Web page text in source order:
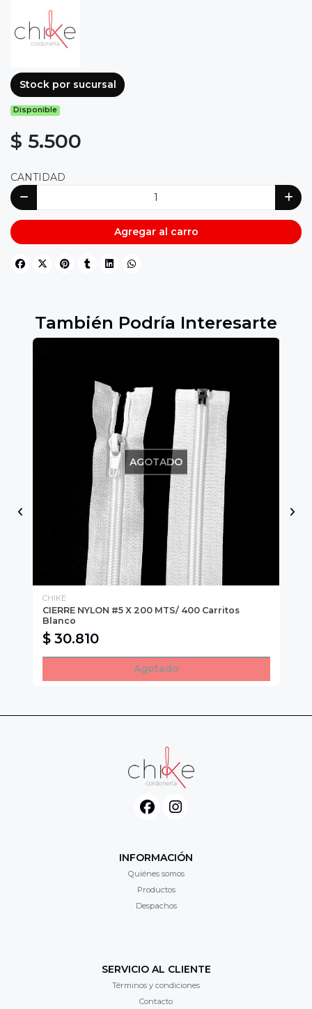
Stock por sucursal
Disponible
$ 5.500
CANTIDAD
Agregar al carro
También Podría Interesarte
AGOTADO
CHIKE
CIERRE NYLON #5 X 200 MTS/ 400 Carritos
Blanco
$ 30.810
Agotado
INFORMACIÓN
Quiénes somos
Productos
Despachos
SERVICIO AL CLIENTE
Términos y condiciones
Contacto